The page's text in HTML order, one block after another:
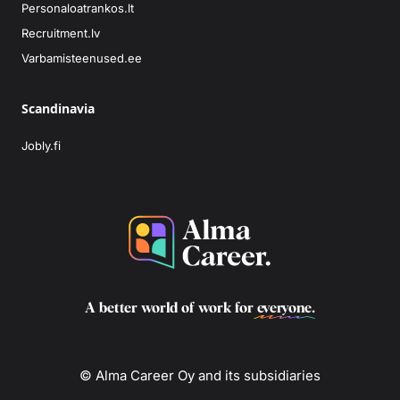
Personaloatrankos.lt
Recruitment.lv
Varbamisteenused.ee
Scandinavia
Jobly.fi
A better world of work for everyone.
© Alma Career Oy and its subsidiaries